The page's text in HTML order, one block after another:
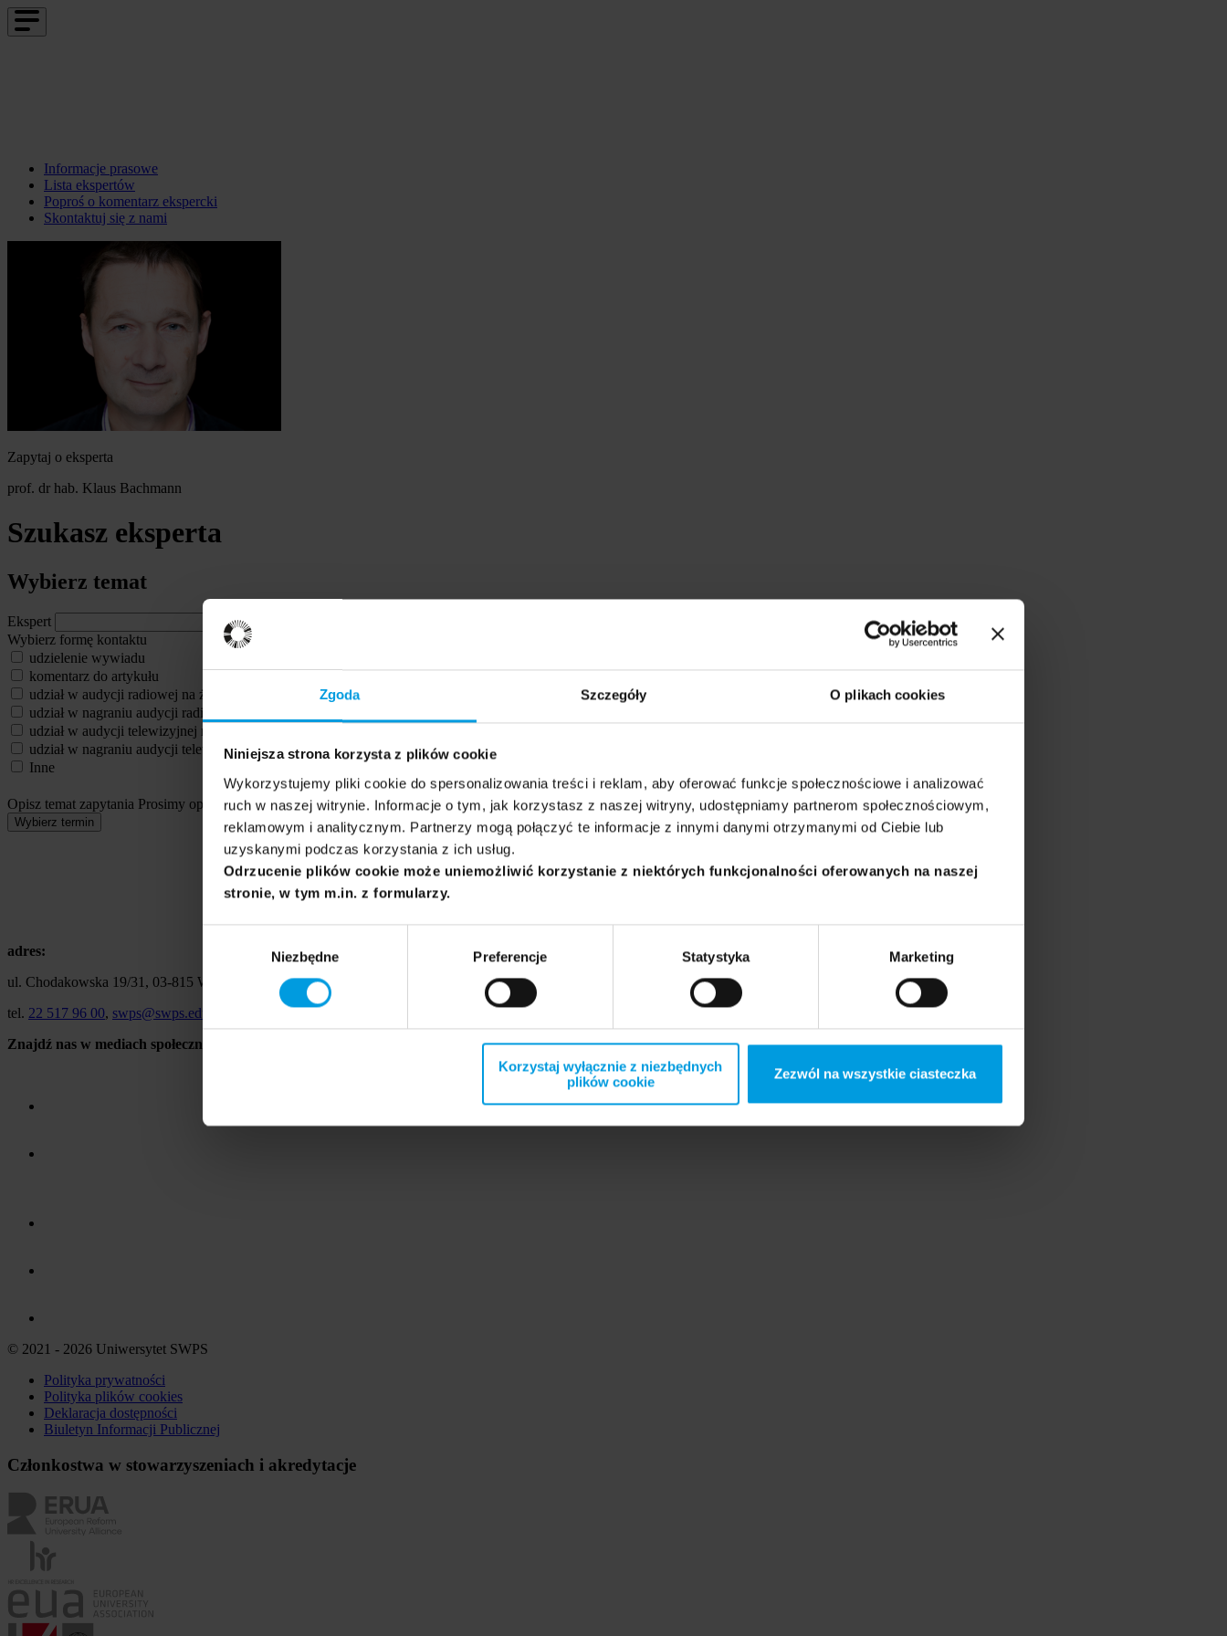
Zgoda Szczegóły O plikach cookies
Niniejsza strona korzysta z plików cookie
Wykorzystujemy pliki cookie do spersonalizowania treści i reklam, aby oferować funkcje społecznościowe i analizować
ruch w naszej witrynie. Informacje o tym, jak korzystasz z naszej witryny, udostępniamy partnerom społecznościowym,
reklamowym i analitycznym. Partnerzy mogą połączyć te informacje z innymi danymi otrzymanymi od Ciebie lub
uzyskanymi podczas korzystania z ich usług.
Odrzucenie plików cookie może uniemożliwić korzystanie z niektórych funkcjonalności oferowanych na naszej
stronie, w tym m.in. z formularzy.
Niezbędne Preferencje Statystyka Marketing
Korzystaj wyłącznie z niezbędnych
plików cookie
Zezwól na wszystkie ciasteczka
Informacje prasowe
Lista ekspertów
Poproś o komentarz ekspercki
Skontaktuj się z nami
Zapytaj o eksperta
prof. dr hab. Klaus Bachmann
Szukasz eksperta
Wybierz temat
Ekspert
Wybierz formę kontaktu
udzielenie wywiadu
komentarz do artykułu
udział w audycji radiowej na żywo
udział w nagraniu audycji radiowej
udział w audycji telewizyjnej na żywo
udział w nagraniu audycji telewizyjnej
Inne
Opisz temat zapytania Prosimy opisać problem, zjawisko czy wydarzenie, które będą przedmiotem komentarza eksperta:
Wybierz termin
adres:
ul. Chodakowska 19/31, 03-815 Warszawa
tel. 22 517 96 00, swps@swps.edu.pl
Znajdź nas w mediach społecznościowych:
© 2021 - 2026 Uniwersytet SWPS
Polityka prywatności
Polityka plików cookies
Deklaracja dostępności
Biuletyn Informacji Publicznej
Członkostwa w stowarzyszeniach i akredytacje